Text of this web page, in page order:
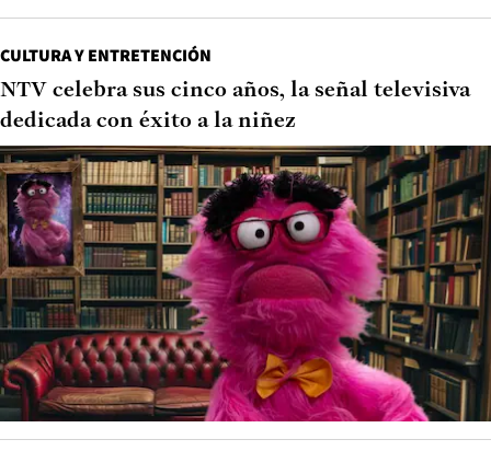
CULTURA Y ENTRETENCIÓN
NTV celebra sus cinco años, la señal televisiva
dedicada con éxito a la niñez